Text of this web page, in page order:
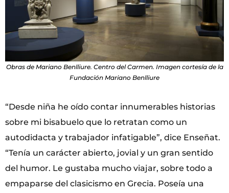
Obras de Mariano Benlliure. Centro del Carmen. Imagen cortesía de la
Fundación Mariano Benlliure
“Desde niña he oído contar innumerables historias
sobre mi bisabuelo que lo retratan como un
autodidacta y trabajador infatigable”, dice Enseñat.
“Tenía un carácter abierto, jovial y un gran sentido
del humor. Le gustaba mucho viajar, sobre todo a
empaparse del clasicismo en Grecia. Poseía una